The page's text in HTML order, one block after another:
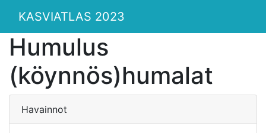
KASVIATLAS 2023
Humulus
(köynnös)humalat
Havainnot